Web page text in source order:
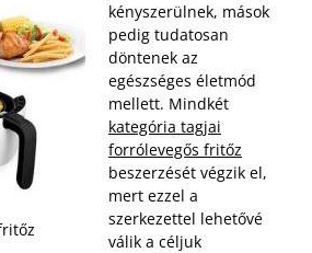
kényszerülnek, mások
pedig tudatosan
döntenek az
egészséges életmód
mellett. Mindkét
kategória tagjai
forrólevegős fritőz
beszerzését végzik el,
mert ezzel a
szerkezettel lehetővé
válik a céljuk